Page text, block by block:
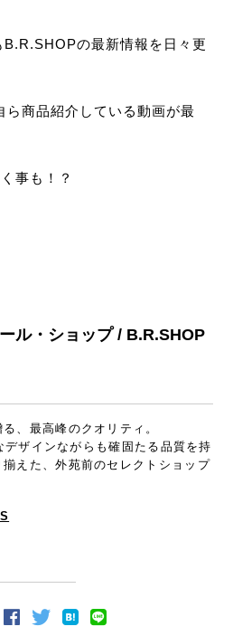
の最新情報を日々更
ら商品紹介している動画が最
事も！？
ル・ショップ / B.R.SHOP
、最高峰のクオリティ。
ザインながらも確固たる品質を持
えた、外苑前のセレクトショップ